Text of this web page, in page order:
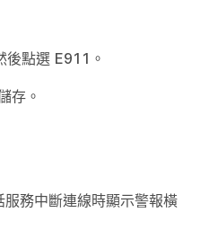
後點選 E911 。
存 。
務中斷連線時顯示警報橫